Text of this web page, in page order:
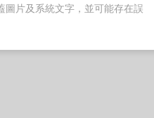
片及系統文字，並可能存在誤